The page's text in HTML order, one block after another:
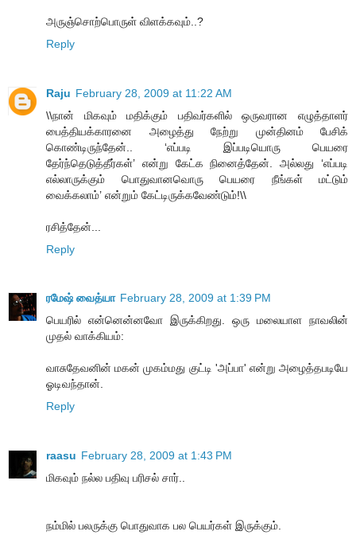
அருஞ்சொற்பொருள் விளக்கவும்..?
Reply
Raju February 28, 2009 at 11:22 AM
\\நான் மிகவும் மதிக்கும் பதிவர்களில் ஒருவரான எழுத்தாளர்
பைத்தியக்காரனை அழைத்து நேற்று முன்தினம் பேசிக்
கொண்டிருந்தேன்.. ‘எப்படி இப்படியொரு பெயரை
தேர்ந்தெடுத்தீர்கள்’ என்று கேட்க நினைத்தேன். அல்லது ‘எப்படி
எல்லாருக்கும் பொதுவானவொரு பெயரை நீங்கள் மட்டும்
வைக்கலாம்’ என்றும் கேட்டிருக்கவேண்டும்!\\
ரசித்தேன்...
Reply
ரமேஷ் வைத்யா February 28, 2009 at 1:39 PM
பெயரில் என்னென்னவோ இருக்கிறது. ஒரு மலையாள நாவலின்
முதல் வாக்கியம்:
வாசுதேவனின் மகன் முகம்மது குட்டி 'அப்பா' என்று அழைத்தபடியே
ஓடிவந்தான்.
Reply
raasu February 28, 2009 at 1:43 PM
மிகவும் நல்ல பதிவு பரிசல் சார்..
நம்மில் பலருக்கு பொதுவாக பல பெயர்கள் இருக்கும்.